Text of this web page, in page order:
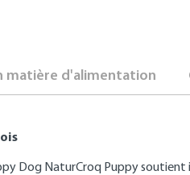
matière d'alimentation
Dog NaturCroq Puppy